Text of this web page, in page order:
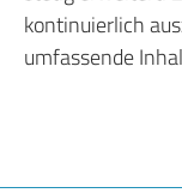
kontinuierlich
umfassende